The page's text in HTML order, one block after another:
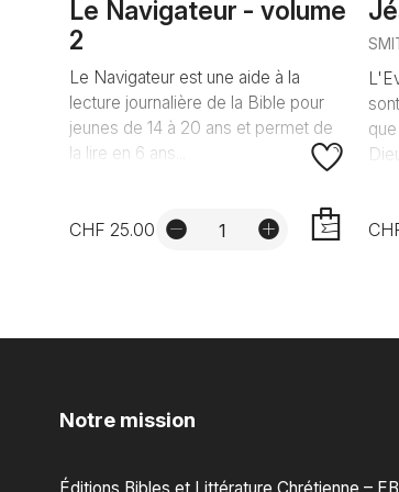
Le Navigateur - volume
2
Le Navigateur est une aide à la
lecture journalière de la Bible pour
jeunes de 14 à 20 ans et permet de
la lire en 6 ans...
CHF 25.00
Notre mission
Éditions Bibles et Littérature Chrétienne –